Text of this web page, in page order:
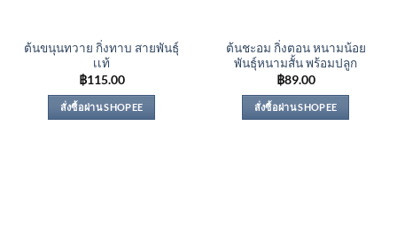
ต้นขนุนทวาย กิ่งทาบ สายพันธุ์
เเท้
฿115.00
สั่งซื้อผ่าน SHOPEE
ต้นชะอม กิ่งตอน หนามน้อย
พันธุ์หนามสั้น พร้อมปลูก
฿89.00
สั่งซื้อผ่าน SHOPEE